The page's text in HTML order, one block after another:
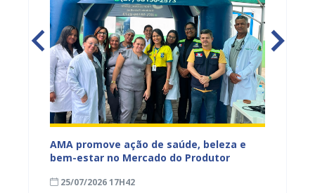
AMA promove ação de saúde, beleza e
bem-estar no Mercado do Produtor
25/07/2026 17H42